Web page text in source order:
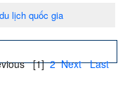
lịch quốc gia
[1] 2 Next Last